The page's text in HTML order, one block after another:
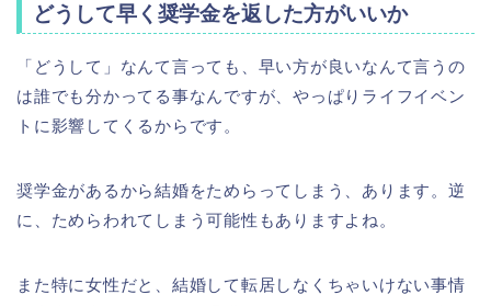
どうして早く奨学金を返した方がいいか
「どうして」なんて言っても、早い方が良いなんて言うの
は誰でも分かってる事なんですが、やっぱりライフイベン
トに影響してくるからです。
奨学金があるから結婚をためらってしまう、あります。逆
に、ためらわれてしまう可能性もありますよね。
また特に女性だと、結婚して転居しなくちゃいけない事情